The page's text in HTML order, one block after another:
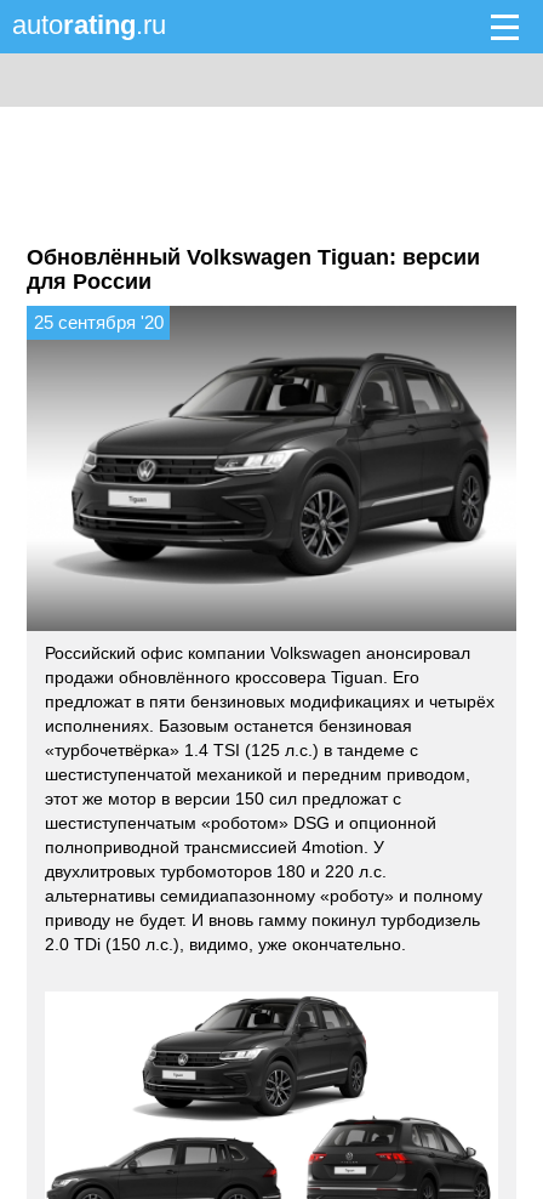
autorating.ru
Обновлённый Volkswagen Tiguan: версии
для России
25 сентября '20
Российский офис компании Volkswagen анонсировал
продажи обновлённого кроссовера Tiguan. Его
предложат в пяти бензиновых модификациях и четырёх
исполнениях. Базовым останется бензиновая
«турбочетвёрка» 1.4 TSI (125 л.с.) в тандеме с
шестиступенчатой механикой и передним приводом,
этот же мотор в версии 150 сил предложат с
шестиступенчатым «роботом» DSG и опционной
полноприводной трансмиссией 4motion. У
двухлитровых турбомоторов 180 и 220 л.с.
альтернативы семидиапазонному «роботу» и полному
приводу не будет. И вновь гамму покинул турбодизель
2.0 TDi (150 л.с.), видимо, уже окончательно.